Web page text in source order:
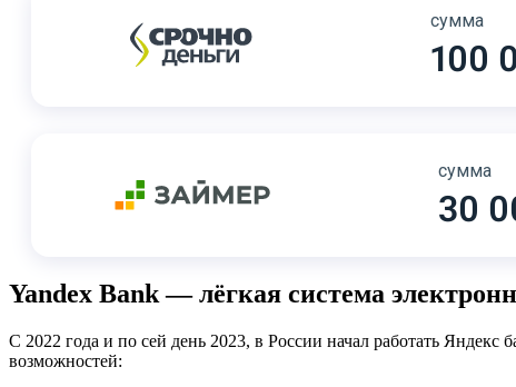
сумма
100
сумма
30
Yandex Bank — лёгкая система
С 2022 года и по сей день 2023, в России начал работать
возможностей: